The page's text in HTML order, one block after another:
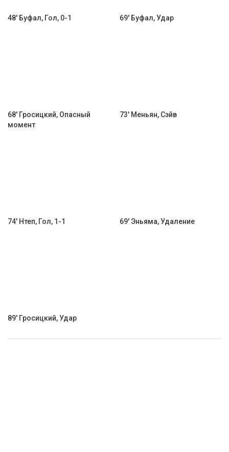
48' Буфал, Гол, 0-1 69' Буфал, Удар
68' Гросицкий, Опасный
момент
73' Меньян, Сэйв
74' Нтеп, Гол, 1-1 69' Эньяма, Удаление
89' Гросицкий, Удар